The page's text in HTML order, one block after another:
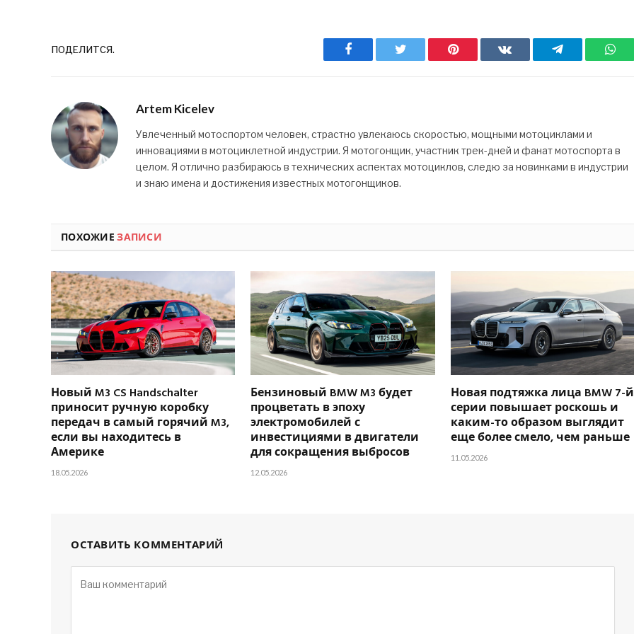
ПОДЕЛИТСЯ. Facebook Twitter Pinterest ВКонтактеTelegram
Artem Kicelev
Увлеченный мотоспортом человек, страстно увлекаюсь скоростью, мощными мотоциклами и
инновациями в мотоциклетной индустрии. Я мотогонщик, участник трек-дней и фанат мотоспорта в
целом. Я отлично разбираюсь в технических аспектах мотоциклов, следю за новинками в индустрии
и знаю имена и достижения известных мотогонщиков.
ПОХОЖИЕЗАПИСИ
Новый M3 CS Handschalter
приносит ручную коробку
передач в самый горячий M3,
если вы находитесь в
Америке
18.05.2026
Бензиновый BMW M3 будет
процветать в эпоху
электромобилей с
инвестициями в двигатели
для сокращения выбросов
12.05.2026
Новая подтяжка лица BMW 7-й
серии повышает роскошь и
каким-то образом выглядит
еще более смело, чем раньше
11.05.2026
ОСТАВИТЬ КОММЕНТАРИЙ